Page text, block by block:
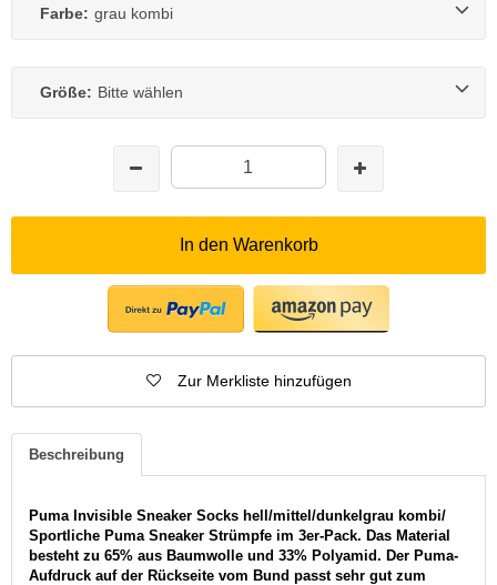
Farbe: grau kombi
Größe: Bitte wählen
In den Warenkorb
Zur Merkliste hinzufügen
Beschreibung
Puma Invisible Sneaker Socks hell/mittel/dunkelgrau kombi/
Sportliche Puma Sneaker Strümpfe im 3er-Pack. Das Material
besteht zu 65% aus Baumwolle und 33% Polyamid. Der Puma-
Aufdruck auf der Rückseite vom Bund passt sehr gut zum